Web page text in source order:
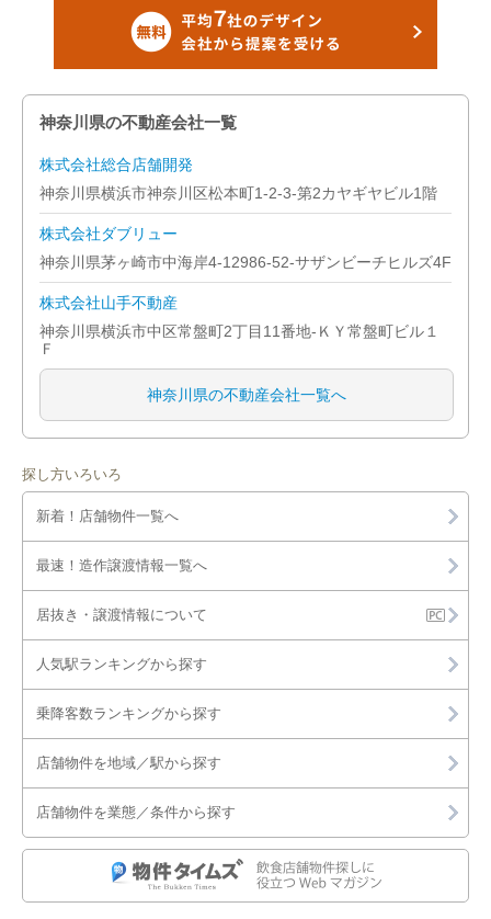
神奈川県の不動産会社一覧
株式会社総合店舗開発
神奈川県横浜市神奈川区松本町1-2-3-第2カヤギヤビル1階
株式会社ダブリュー
神奈川県茅ヶ崎市中海岸4-12986-52-サザンビーチヒルズ4F
株式会社山手不動産
神奈川県横浜市中区常盤町2丁目11番地-ＫＹ常盤町ビル１
Ｆ
神奈川県の不動産会社一覧へ
探し方いろいろ
新着！店舗物件一覧へ
最速！造作譲渡情報一覧へ
居抜き・譲渡情報について
人気駅ランキングから探す
乗降客数ランキングから探す
店舗物件を地域／駅から探す
店舗物件を業態／条件から探す